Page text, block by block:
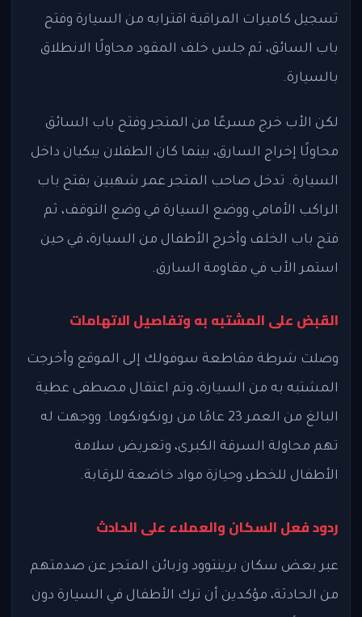
تسجيل كاميرات المراقبة اقترابه من السيارة وفتح
باب السائق، ثم جلس خلف المقود محاولًا الانطلاق
بالسيارة.
لكن الأب خرج مسرعًا من المتجر وفتح باب السائق
محاولًا إخراج السارق، بينما كان الطفلان يبكيان داخل
السيارة. تدخل صاحب المتجر عمر شهبين بفتح باب
الراكب الأمامي ووضع السيارة في وضع التوقف، ثم
فتح باب الخلف وأخرج الأطفال من السيارة، في حين
استمر الأب في مقاومة السارق.
القبض على المشتبه به وتفاصيل الاتهامات
وصلت شرطة مقاطعة سوفولك إلى الموقع وأخرجت
المشتبه به من السيارة، وتم اعتقال مصطفى عطية
البالغ من العمر 23 عامًا من رونكونكوما. ووجهت له
تهم محاولة السرقة الكبرى، وتعريض سلامة
الأطفال للخطر، وحيازة مواد خاضعة للرقابة.
ردود فعل السكان والعملاء على الحادث
عبر بعض سكان برينتوود وزبائن المتجر عن صدمتهم
من الحادثة، مؤكدين أن ترك الأطفال في السيارة دون